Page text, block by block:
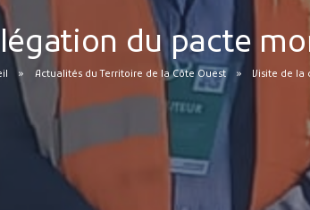
du pacte
Actualités du Territoire de la Côte Ouest Visite de la